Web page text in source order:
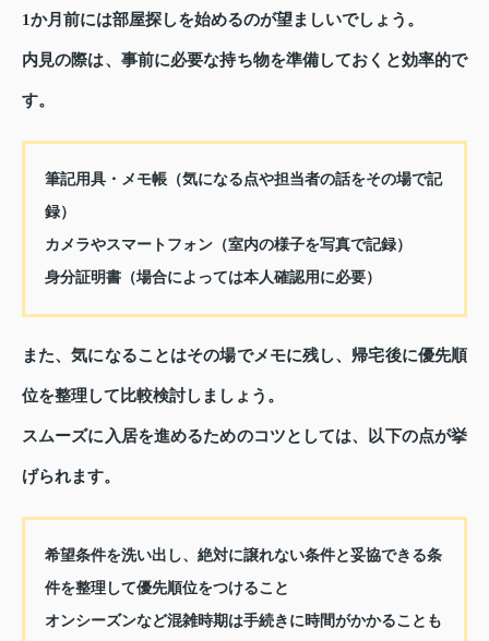
1か月前には部屋探しを始めるのが望ましいでしょう。
内見の際は、事前に必要な持ち物を準備しておくと効率的で
す。
筆記用具・メモ帳（気になる点や担当者の話をその場で記
録）
カメラやスマートフォン（室内の様子を写真で記録）
身分証明書（場合によっては本人確認用に必要）
また、気になることはその場でメモに残し、帰宅後に優先順
位を整理して比較検討しましょう。
スムーズに入居を進めるためのコツとしては、以下の点が挙
げられます。
希望条件を洗い出し、絶対に譲れない条件と妥協できる条
件を整理して優先順位をつけること
オンシーズンなど混雑時期は手続きに時間がかかることも